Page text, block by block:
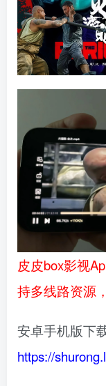
皮皮box影视
持多线路资源
安卓手机版下
https://